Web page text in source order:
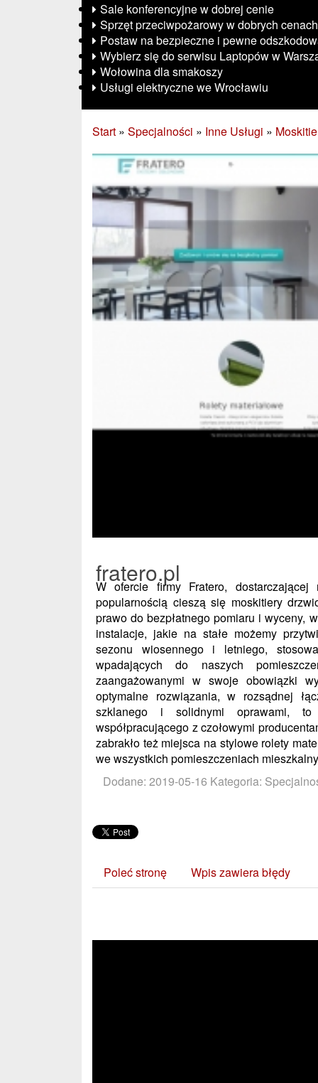
Sale konferencyjne w dobrej cenie
Sprzęt przeciwpożarowy w dobrych cenach
Postaw na bezpieczne i pewne
Wybierz się do serwisu Laptopów w
Wołowina dla smakoszy
Usługi elektryczne we Wrocławiu
Start » Specjalności » Inne Usługi »
fratero.pl
W ofercie firmy Fratero,
popularnością cieszą się moskitiery
prawo do bezpłatnego pomiaru i wyceny,
instalacje, jakie na stałe możemy
sezonu wiosennego i letniego,
wpadających do naszych
zaangażowanymi w swoje obowiązki
optymalne rozwiązania, w rozsądnej
szklanego i solidnymi oprawami, to
współpracującego z czołowymi
zabrakło też miejsca na stylowe rolety
we wszystkich pomieszczeniach
Dodane: 2019-05-16 Kategoria:
Poleć stronę Wpis zawiera błędy